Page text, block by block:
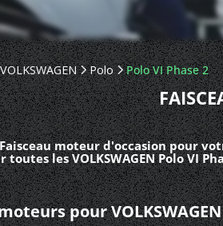
VOLKSWAGEN Polo Polo VI Phase 2
moteur d'occasion pour
les VOLKSWAGEN Polo VI
pour